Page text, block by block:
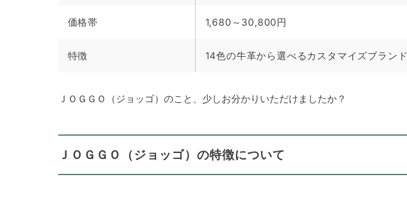
価格帯 1,680～30,800円
特徴 14色の牛革から選べるカスタマイズブランド
ＪＯＧＧＯ（ジョッゴ）のこと、少しお分かりいただけましたか？
ＪＯＧＧＯ（ジョッゴ）の特徴について